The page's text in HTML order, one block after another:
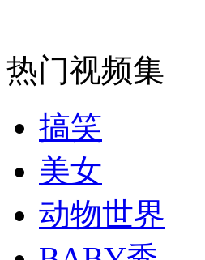
热门视频集
搞笑
美女
动物世界